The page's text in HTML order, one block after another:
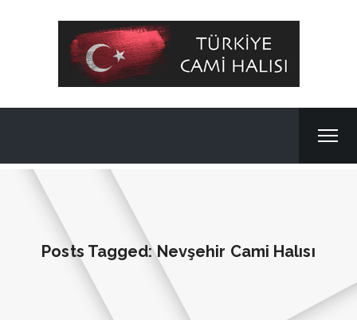
Posts Tagged: Nevşehir Cami Halısı